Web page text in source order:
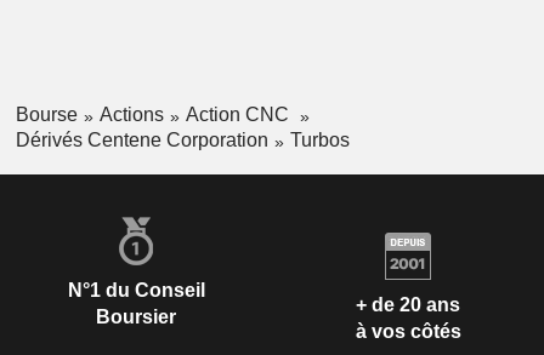
Bourse Actions
Action CNC
Dérivés Centene Corporation
Turbos
N°1 du Conseil
Boursier
+ de 20 ans
à vos côtés